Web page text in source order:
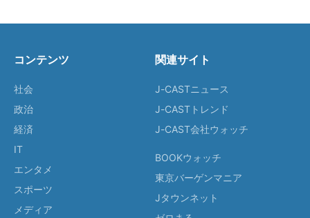
コンテンツ
社会
政治
経済
IT
エンタメ
スポーツ
メディア
関連サイト
J-CASTニュース
J-CASTトレンド
J-CAST会社ウォッチ
BOOKウォッチ
東京バーゲンマニア
Jタウンネット